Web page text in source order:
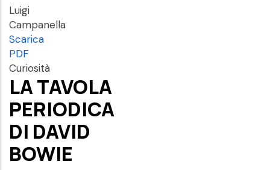
Luigi
Campanella
Scarica
PDF
Curiosità
LA TAVOLA
PERIODICA
DI DAVID
BOWIE